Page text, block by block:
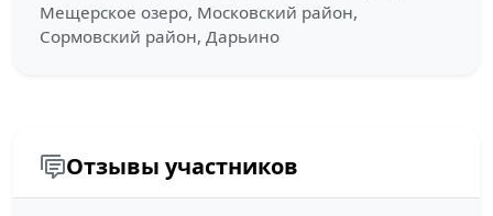
Мещерское озеро, Московский район,
Сормовский район, Дарьино
Отзывы участников